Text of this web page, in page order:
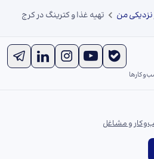
نزدیکی من تهیه غذا و کترینگ در کرج
و مشاغل